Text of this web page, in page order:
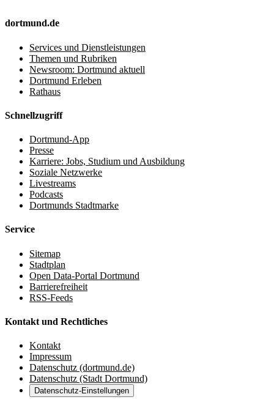
dortmund.de
Services und Dienstleistungen
Themen und Rubriken
Newsroom: Dortmund aktuell
Dortmund Erleben
Rathaus
Schnellzugriff
Dortmund-App
Presse
Karriere: Jobs, Studium und Ausbildung
Soziale Netzwerke
Livestreams
Podcasts
Dortmunds Stadtmarke
Service
Sitemap
Stadtplan
Open Data-Portal Dortmund
Barrierefreiheit
RSS-Feeds
Kontakt und Rechtliches
Kontakt
Impressum
Datenschutz (dortmund.de)
Datenschutz (Stadt Dortmund)
Datenschutz-Einstellungen